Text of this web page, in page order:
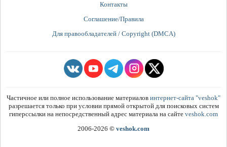
Контакты
Соглашение/Правила
Для правообладателей / Copyright (DMCA)
Частичное или полное использование материалов интернет-сайта "veshok"
разрешается только при условии прямой открытой для поисковых систем
гиперссылки на непосредственный адрес материала на сайте veshok.com
2006-2026 © veshok.com